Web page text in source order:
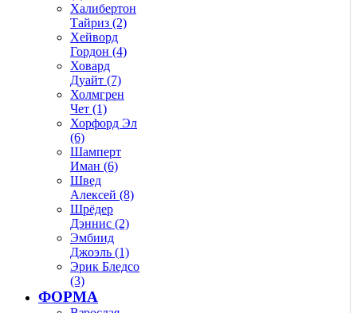
Халибертон
Тайриз (2)
Хейворд
Гордон (4)
Ховард
Дуайт (7)
Холмгрен
Чет (1)
Хорфорд Эл
(6)
Шамперт
Иман (6)
Швед
Алексей (8)
Шрёдер
Дэннис (2)
Эмбиид
Джоэль (1)
Эрик Бледсо
(3)
ФОРМА